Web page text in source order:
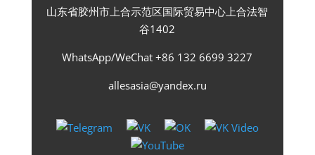
山东省胶州市上合示范区国际贸易中心上合法智
谷1402
WhatsApp/WeChat +86 132 6699 3227
allesasia@yandex.ru